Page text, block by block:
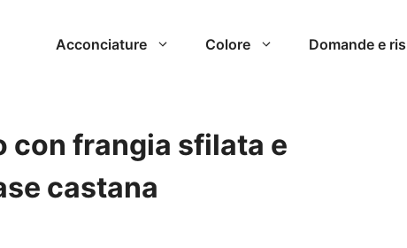
Acconciature Colore Domande e
con frangia sfilata e
castana